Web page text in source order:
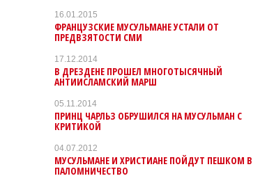
16.01.2015
ФРАНЦУЗСКИЕ МУСУЛЬМАНЕ УСТАЛИ ОТ
ПРЕДВЗЯТОСТИ СМИ
17.12.2014
В ДРЕЗДЕНЕ ПРОШЕЛ МНОГОТЫСЯЧНЫЙ
АНТИИСЛАМСКИЙ МАРШ
05.11.2014
ПРИНЦ ЧАРЛЬЗ ОБРУШИЛСЯ НА МУСУЛЬМАН С
КРИТИКОЙ
04.07.2012
МУСУЛЬМАНЕ И ХРИСТИАНЕ ПОЙДУТ ПЕШКОМ В
ПАЛОМНИЧЕСТВО